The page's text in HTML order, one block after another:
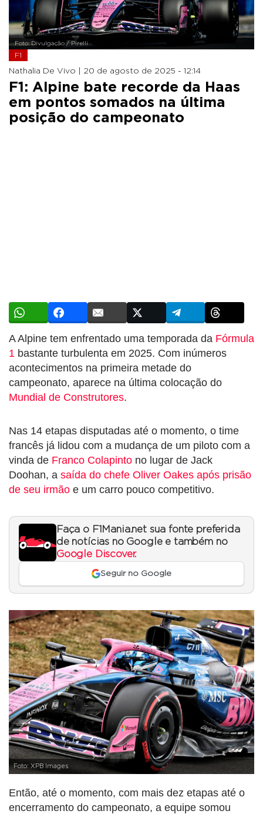
Foto: Divulgação / Pirelli
F1
Nathalia De Vivo | 20 de agosto de 2025 - 12:14
F1: Alpine bate recorde da Haas
em pontos somados na última
posição do campeonato
A Alpine tem enfrentado uma temporada da Fórmula
1 bastante turbulenta em 2025. Com inúmeros
acontecimentos na primeira metade do
campeonato, aparece na última colocação do
Mundial de Construtores.
Nas 14 etapas disputadas até o momento, o time
francês já lidou com a mudança de um piloto com a
vinda de Franco Colapinto no lugar de Jack
Doohan, a saída do chefe Oliver Oakes após prisão
de seu irmão e um carro pouco competitivo.
Faça o F1Mania.net sua fonte preferida
de notícias no Google e também no
Google Discover.
Seguir no Google
Foto: XPB Images
Então, até o momento, com mais dez etapas até o
encerramento do campeonato, a equipe somou